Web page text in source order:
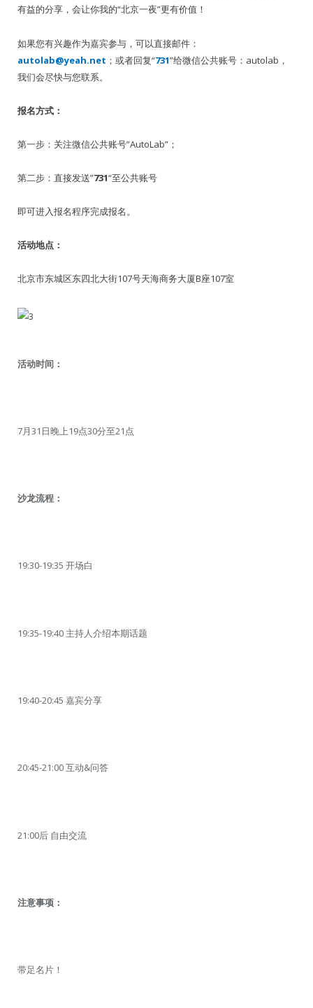
有益的分享，会让你我的“北京一夜”更有价值！
如果您有兴趣作为嘉宾参与，可以直接邮件：
autolab@yeah.net ；或者回复“731”给微信公共账号：autolab，
我们会尽快与您联系。
报名方式：
第一步：关注微信公共账号”AutoLab”；
第二步：直接发送”731“至公共账号
即可进入报名程序完成报名。
活动地点：
北京市东城区东四北大街107号天海商务大厦B座107室
活动时间：
7月31日晚上19点30分至21点
沙龙流程：
19:30-19:35 开场白
19:35-19:40 主持人介绍本期话题
19:40-20:45 嘉宾分享
20:45-21:00 互动&问答
21:00后 自由交流
注意事项：
带足名片！